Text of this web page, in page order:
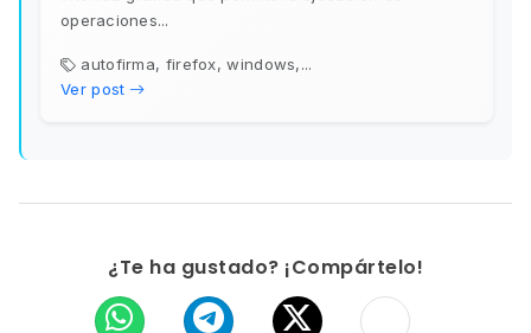
operaciones...
autofirma, firefox, windows,...
Ver post
¿Te ha gustado? ¡Compártelo!